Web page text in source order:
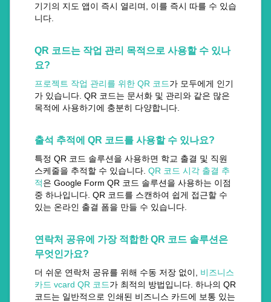
기기의 지도 앱이 즉시 열리며, 이를 즉시 따를 수 있습
니다.
QR 코드는 작업 관리 목적으로 사용할 수 있나
요?
프로젝트 작업 관리를 위한 QR 코드가 모두에게 인기
가 있습니다. QR 코드는 문서화 및 관리와 같은 많은
목적에 사용하기에 충분히 다양합니다.
출석 추적에 QR 코드를 사용할 수 있나요?
특정 QR 코드 솔루션을 사용하면 학교 출결 및 직원
스케줄을 추적할 수 있습니다. QR 코드 시각 출결 추
적은 Google Form QR 코드 솔루션을 사용하는 이점
중 하나입니다. QR 코드를 스캔하여 쉽게 접근할 수
있는 온라인 출결 폼을 만들 수 있습니다.
연락처 공유에 가장 적합한 QR 코드 솔루션은
무엇인가요?
더 쉬운 연락처 공유를 위해 수동 저장 없이, 비즈니스
카드 vcard QR 코드가 최적의 방법입니다. 하나의 QR
코드는 일반적으로 인쇄된 비즈니스 카드에 보통 있는